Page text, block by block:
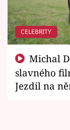
CELEBRITY
slavného
Jezdil na